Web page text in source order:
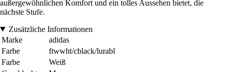
außergewöhnlichen Komfort und ein tolles Aussehen bietet, die
nächste Stufe.
Zusätzliche Informationen
Marke
adidas
Farbe
ftwwht/cblack/lurabl
Farbe
Weiß